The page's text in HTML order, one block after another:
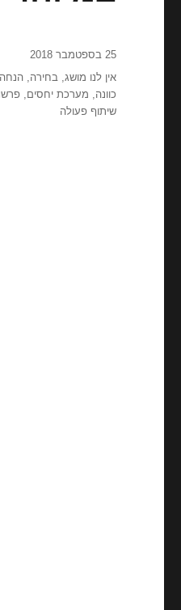
פורסם
בתאריך
25 בספטמבר 2018
תגיות
אין לנו מושג,בחירה,הנחה
כוונה, מערכת יחסים,
שיתוף פעולה